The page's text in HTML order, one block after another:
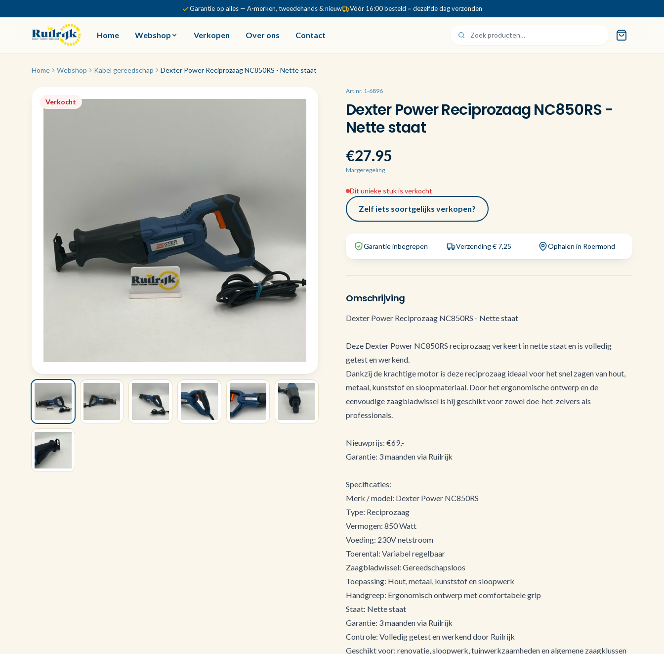
Garantie op alles — A-merken, tweedehands & nieuw Vóór 16:00 besteld = dezelfde dag verzonden
Home Webshop Verkopen Over ons Contact
Home Webshop Kabel gereedschap Dexter Power Reciprozaag NC850RS - Nette staat
Verkocht
Art.nr. 1-6896
Dexter Power Reciprozaag NC850RS -
Nette staat
€27.95
Margeregeling
Dit unieke stuk is verkocht
Zelf iets soortgelijks verkopen?
Garantie inbegrepen Verzending € 7,25 Ophalen in Roermond
Omschrijving
Dexter Power Reciprozaag NC850RS - Nette staat
Deze Dexter Power NC850RS reciprozaag verkeert in nette staat en is volledig
getest en werkend.
Dankzij de krachtige motor is deze reciprozaag ideaal voor het snel zagen van hout,
metaal, kunststof en sloopmateriaal. Door het ergonomische ontwerp en de
eenvoudige zaagbladwissel is hij geschikt voor zowel doe-het-zelvers als
professionals.
Nieuwprijs: €69,-
Garantie: 3 maanden via Ruilrijk
Specificaties:
Merk / model: Dexter Power NC850RS
Type: Reciprozaag
Vermogen: 850 Watt
Voeding: 230V netstroom
Toerental: Variabel regelbaar
Zaagbladwissel: Gereedschapsloos
Toepassing: Hout, metaal, kunststof en sloopwerk
Handgreep: Ergonomisch ontwerp met comfortabele grip
Staat: Nette staat
Garantie: 3 maanden via Ruilrijk
Controle: Volledig getest en werkend door Ruilrijk
Geschikt voor: renovatie, sloopwerk, tuinwerkzaamheden en algemene zaagklussen